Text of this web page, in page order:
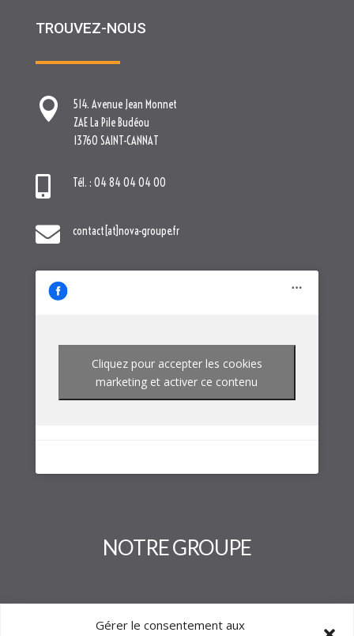
Gérer le consentement aux
TROUVEZ-NOUS

514. Avenue Jean Monnet
ZAE La Pile Budéou
13760 SAINT-CANNAT
 Tél. : 04 84 04 04 00
 contact[at]nova-groupe.fr
Cliquez pour accepter les cookies
marketing et activer ce contenu
NOTRE GROUPE